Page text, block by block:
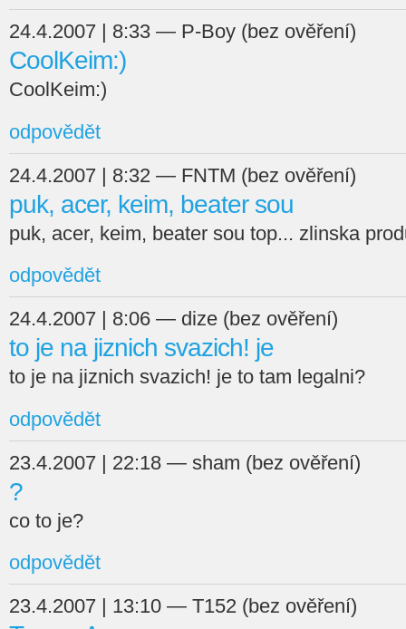
24.4.2007 | 8:33 — P-Boy (bez ověření)
CoolKeim:)
CoolKeim:)
odpovědět
24.4.2007 | 8:32 — FNTM (bez ověření)
puk, acer, keim, beater sou
puk, acer, keim, beater sou top... zlinska
odpovědět
24.4.2007 | 8:06 — dize (bez ověření)
to je na jiznich svazich! je
to je na jiznich svazich! je to tam legalni?
odpovědět
23.4.2007 | 22:18 — sham (bez ověření)
?
co to je?
odpovědět
23.4.2007 | 13:10 — T152 (bez ověření)